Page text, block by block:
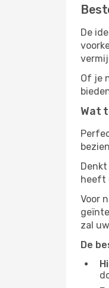
De
Of je
Wat
heeft
Voor
zal
De